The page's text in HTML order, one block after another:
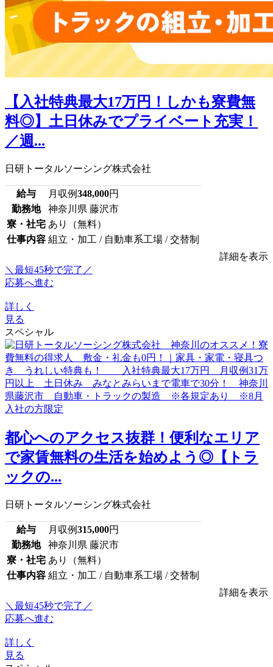
【入社特典最大17万円！しかも寮費無
料◎】土日休みでプライベート充実！
／週...
日研トータルソーシング株式会社
給与 月収例348,000円
勤務地
神奈川県 藤沢市
寮・社宅 あり（無料）
仕事内容 組立・加工 / 自動車系工場 / 交替制
詳細を表示
＼最短45秒で完了／
応募へ進む
詳しく
見る
スペシャル
都心へのアクセス抜群！便利なエリア
で家賃無料の生活を始めよう◎【トラ
ックの...
日研トータルソーシング株式会社
給与 月収例315,000円
勤務地
神奈川県 藤沢市
寮・社宅 あり（無料）
仕事内容 組立・加工 / 自動車系工場 / 交替制
詳細を表示
＼最短45秒で完了／
応募へ進む
詳しく
見る